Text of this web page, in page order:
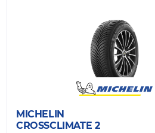
MICHELIN
CROSSCLIMATE 2